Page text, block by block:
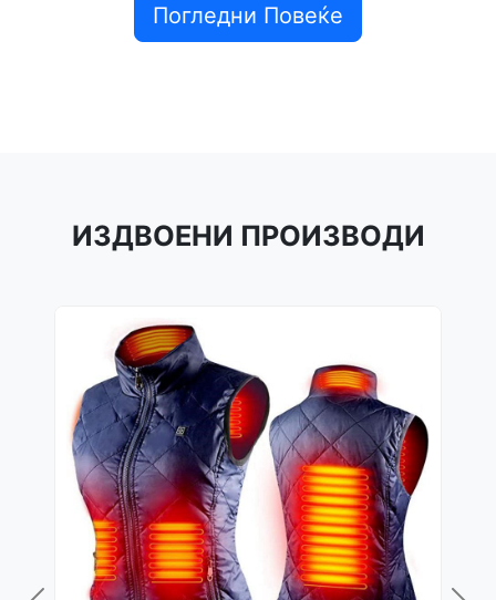
Погледни Повеќе
ИЗДВОЕНИ ПРОИЗВОДИ